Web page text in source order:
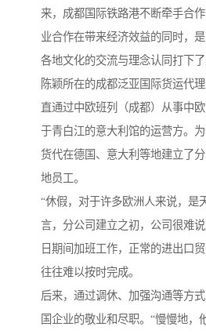
来，成都国际铁路港不断牵手合
业合作在带来经济效益的同时，
各地文化的交流与理念认同打下了
陈颖所在的成都泛亚国际货运代
直通过中欧班列（成都）从事中
于青白江的意大利馆的运营方。
货代在德国、意大利等地建立了
地员工。
“休假，对于许多欧洲人来说，是
言，分公司建立之初，公司很难
日期间加班工作，正常的进出口
往往难以按时完成。
后来，通过调休、加强沟通等方
国企业的敬业和尽职。“慢慢地，